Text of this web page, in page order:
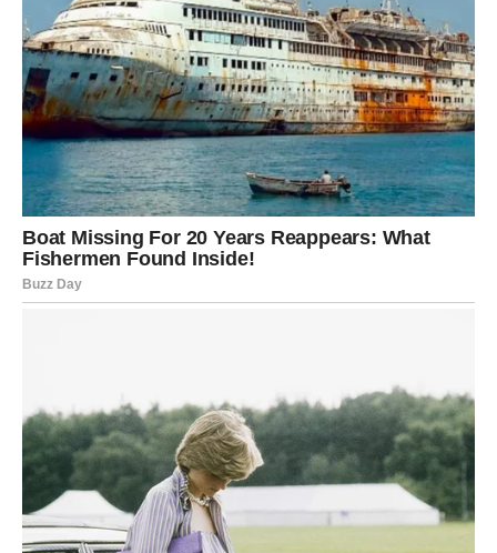
Ribe koje su prošle kroz težak emotivni period konačno
ulaze u fazu izlečenja. Srce vam se polako vraća u život.
Nemojte se plašiti novih emocija. Najlepše stvari dolaze
onda kada prestanemo da očekujemo razočaranje.